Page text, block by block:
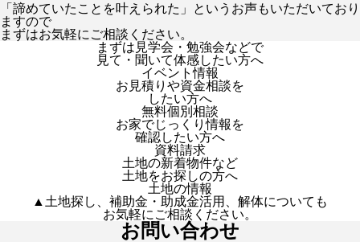
「諦めていたことを叶えられた」というお声もいただいており
ますので
まずはお気軽にご相談ください。
まずは見学会・勉強会などで
見て・聞いて体感したい方へ
イベント情報
お見積りや資金相談を
したい方へ
無料個別相談
お家でじっくり情報を
確認したい方へ
資料請求
土地の新着物件など
土地をお探しの方へ
土地の情報
▲土地探し、補助金・助成金活用、解体についても
お気軽にご相談ください。
お問い合わせ